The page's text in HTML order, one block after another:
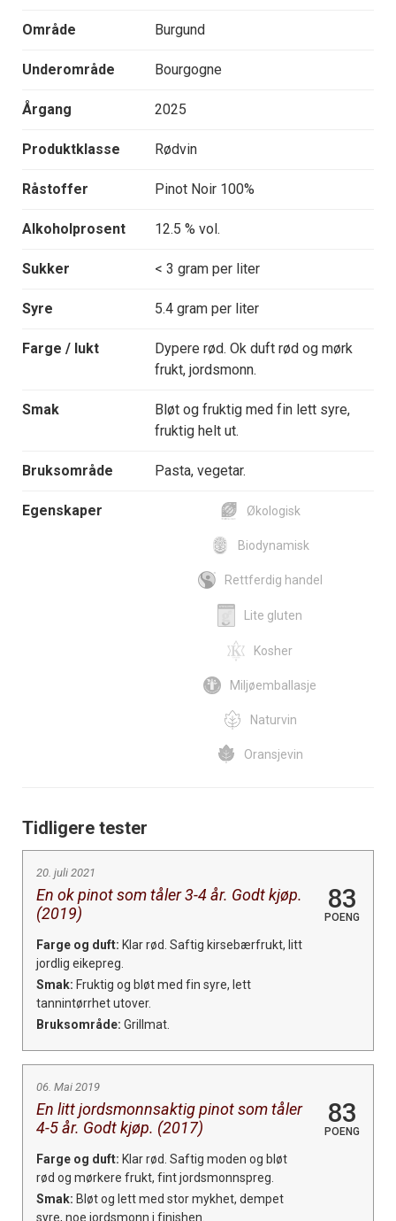
Område Burgund
Underområde Bourgogne
Årgang 2025
Produktklasse Rødvin
Råstoffer Pinot Noir 100%
Alkoholprosent 12.5 % vol.
Sukker < 3 gram per liter
Syre 5.4 gram per liter
Farge / lukt
Dypere rød. Ok duft rød og mørk
frukt, jordsmonn.
Smak
Bløt og fruktig med fin lett syre,
fruktig helt ut.
Bruksområde Pasta, vegetar.
Egenskaper Økologisk
Biodynamisk
Rettferdig handel
Lite gluten
Kosher
Miljøemballasje
Naturvin
Oransjevin
Tidligere tester
20. juli 2021
En ok pinot som tåler 3-4 år. Godt kjøp.
(2019)
83
POENG
Farge og duft: Klar rød. Saftig kirsebærfrukt, litt
jordlig eikepreg.
Smak: Fruktig og bløt med fin syre, lett
tannintørrhet utover.
Bruksområde: Grillmat.
06. Mai 2019
En litt jordsmonnsaktig pinot som tåler
4-5 år. Godt kjøp. (2017)
83
POENG
Farge og duft: Klar rød. Saftig moden og bløt
rød og mørkere frukt, fint jordsmonnspreg.
Smak: Bløt og lett med stor mykhet, dempet
syre, noe jordsmonn i finishen.